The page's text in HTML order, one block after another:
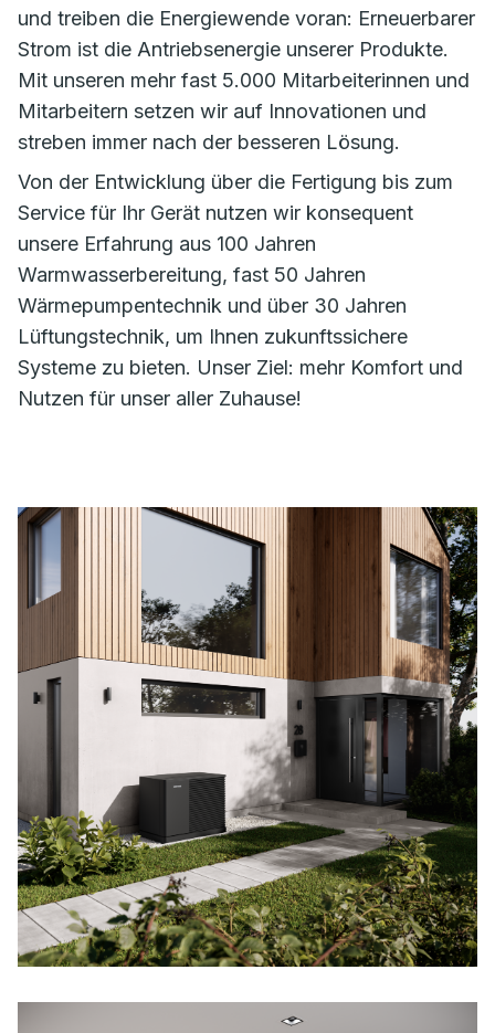
und treiben die Energiewende voran: Erneuerbarer
Strom ist die Antriebsenergie unserer Produkte.
Mit unseren mehr fast 5.000 Mitarbeiterinnen und
Mitarbeitern setzen wir auf Innovationen und
streben immer nach der besseren Lösung.
Von der Entwicklung über die Fertigung bis zum
Service für Ihr Gerät nutzen wir konsequent
unsere Erfahrung aus 100 Jahren
Warmwasserbereitung, fast 50 Jahren
Wärmepumpentechnik und über 30 Jahren
Lüftungstechnik, um Ihnen zukunftssichere
Systeme zu bieten. Unser Ziel: mehr Komfort und
Nutzen für unser aller Zuhause!